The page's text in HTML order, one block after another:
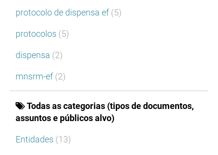
protocolo de dispensa ef (5)
protocolos (5)
dispensa (2)
mnsrm-ef (2)
Todas as categorias (tipos de documentos,
assuntos e públicos alvo)
Entidades (13)